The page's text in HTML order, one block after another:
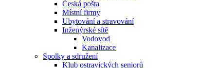
Česká pošta
Místní firmy
Ubytování a stravování
Inženýrské sítě
Vodovod
Kanalizace
Spolky a sdružení
Klub ostravických seniorů